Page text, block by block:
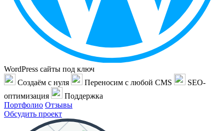
WordPress сайты под ключ
Создаём с нуля
Переносим с любой CMS
SEO-
оптимизация
Поддержка
Портфолио Отзывы
Обсудить проект